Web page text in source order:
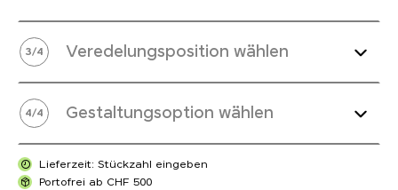
3/4 Veredelungsposition wählen
4/4 Gestaltungsoption wählen
Lieferzeit: Stückzahl eingeben
Portofrei ab CHF 500